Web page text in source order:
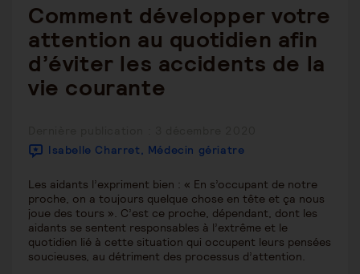
Comment développer votre
attention au quotidien afin
d’éviter les accidents de la
vie courante
publiée :
Isabelle Charret, Médecin gériatre
Les aidants l’expriment bien : « En s’occupant de notre
proche, on a toujours quelque chose en tête et ça nous
joue des tours ». C’est ce proche, dépendant, dont les
aidants se sentent responsables à l’extrême et le
quotidien lié à cette situation qui occupent leurs pensées
soucieuses, au détriment des processus d’attention.